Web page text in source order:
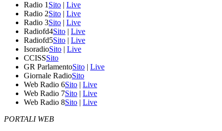
Radio 1 Sito | Live
Radio 2Sito | Live
Radio 3Sito | Live
Radiofd4Sito | Live
Radiofd5Sito | Live
IsoradioSito | Live
CCISSSito
GR ParlamentoSito | Live
Giornale RadioSito
Web Radio 6Sito | Live
Web Radio 7Sito | Live
Web Radio 8Sito | Live
PORTALI WEB